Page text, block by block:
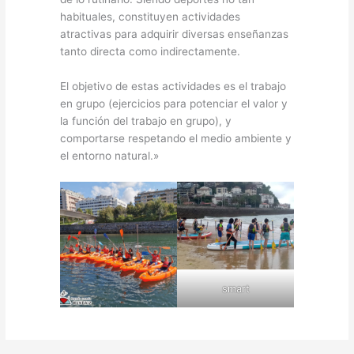
habituales, constituyen actividades
atractivas para adquirir diversas enseñanzas
tanto directa como indirectamente.
El objetivo de estas actividades es el trabajo
en grupo (ejercicios para potenciar el valor y
la función del trabajo en grupo), y
comportarse respetando el medio ambiente y
el entorno natural.»
smart